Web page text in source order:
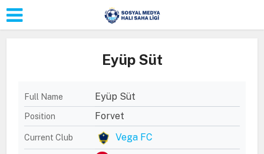
Eyüp Süt
Full Name Eyüp Süt
Position Forvet
Current Club Vega FC